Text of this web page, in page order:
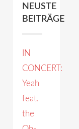
NEUSTE
BEITRÄGE
IN
CONCERT:
Yeah
feat.
the